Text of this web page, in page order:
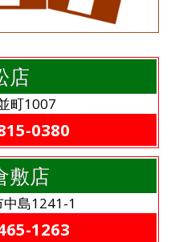
店
町1007
0380
敷店
島1241-1
1263